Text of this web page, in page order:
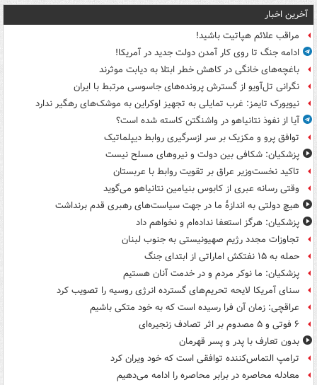
آخرین اخبار
مراقب علائم هپاتیت باشید!
ادامه جنگ تا روی کار آمدن دولت جدید در آمریکا!
باغچه‌های خانگی در کاهش خطر ابتلا به دیابت موثرند
نگرانی تل‌آویو از گسترش پرونده‌های جاسوسی مرتبط با ایران
نیویورک تایمز: غرب تمایلی به تجهیز اوکراین به موشک‌های رهگیر ندارد
آیا از نفوذ نتانیاهو در واشنگتن کاسته شده است؟
توافق پرو و مکزیک بر سر ازسرگیری روابط دیپلماتیک
پزشکیان: شکافی بین دولت و نیروهای مسلح نیست
تاکید نخست‌وزیر عراق بر تقویت روابط با عربستان
وقتی رسانه عبری از کابوس بنیامین نتانیاهو می‌گوید
هیچ دولتی به اندازۀ ما در جهت سیاست‌های رهبری قدم برنداشت
پزشکیان: هرگز استعفا نداده‌ام و نخواهم داد
تجاوزات مجدد رژیم صهیونیستی به جنوب لبنان
حمله به ۱۵ نفتکش‌ اماراتی از ابتدای جنگ
پزشکیان: ما نوکر مردم و در خدمت آنان هستیم
سنای آمریکا لایحه تحریم‌های گسترده انرژی روسیه را تصویب کرد
عراقچی: زمان آن فرا رسیده است که به خود متکی باشیم
۶ فوتی و ۵ مصدوم بر اثر تصادف زنجیره‌ای
بدون تعارف با پدر و پسر قهرمان
ترامپ التماس‌کننده توافقی است که خود ویران کرد
معادله محاصره در برابر محاصره را ادامه می‌دهیم